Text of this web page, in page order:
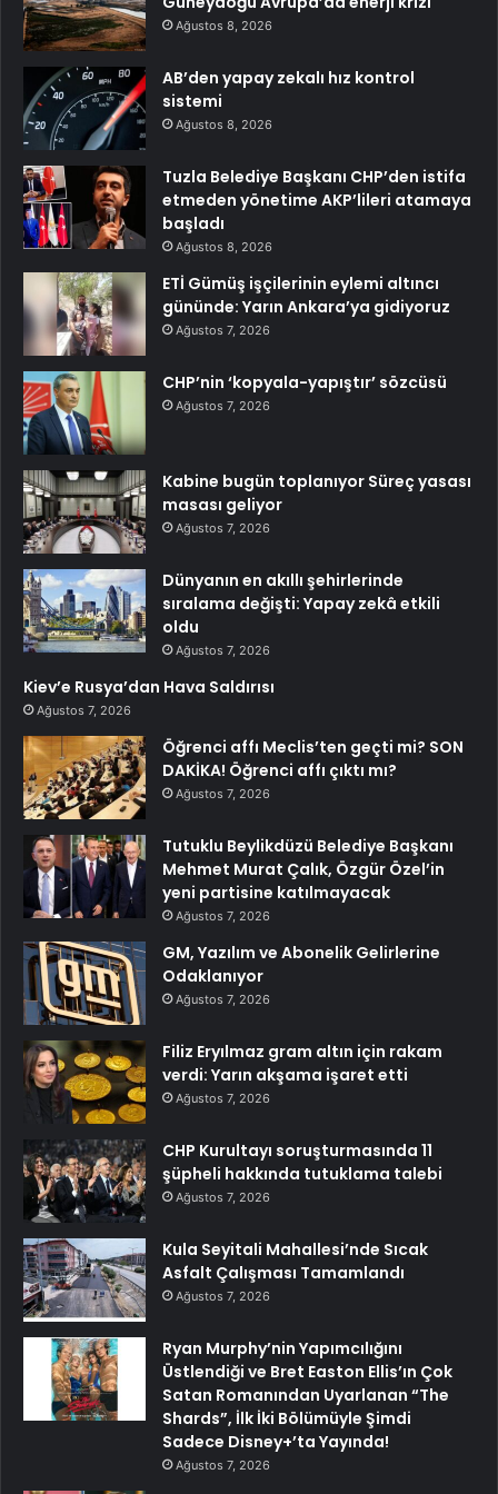
Ağustos 8, 2026
AB’den yapay zekalı hız kontrol
sistemi
Ağustos 8, 2026
Tuzla Belediye Başkanı CHP’den istifa
etmeden yönetime AKP’lileri atamaya
başladı
Ağustos 8, 2026
ETİ Gümüş işçilerinin eylemi altıncı
gününde: Yarın Ankara’ya gidiyoruz
Ağustos 7, 2026
CHP’nin ‘kopyala-yapıştır’ sözcüsü
Ağustos 7, 2026
Kabine bugün toplanıyor Süreç yasası
masası geliyor
Ağustos 7, 2026
Dünyanın en akıllı şehirlerinde
sıralama değişti: Yapay zekâ etkili
oldu
Ağustos 7, 2026
Kiev’e Rusya’dan Hava Saldırısı
Ağustos 7, 2026
Öğrenci affı Meclis’ten geçti mi? SON
DAKİKA! Öğrenci affı çıktı mı?
Ağustos 7, 2026
Tutuklu Beylikdüzü Belediye Başkanı
Mehmet Murat Çalık, Özgür Özel’in
yeni partisine katılmayacak
Ağustos 7, 2026
GM, Yazılım ve Abonelik Gelirlerine
Odaklanıyor
Ağustos 7, 2026
Filiz Eryılmaz gram altın için rakam
verdi: Yarın akşama işaret etti
Ağustos 7, 2026
CHP Kurultayı soruşturmasında 11
şüpheli hakkında tutuklama talebi
Ağustos 7, 2026
Kula Seyitali Mahallesi’nde Sıcak
Asfalt Çalışması Tamamlandı
Ağustos 7, 2026
Ryan Murphy’nin Yapımcılığını
Üstlendiği ve Bret Easton Ellis’ın Çok
Satan Romanından Uyarlanan “The
Shards”, İlk İki Bölümüyle Şimdi
Sadece Disney+’ta Yayında!
Ağustos 7, 2026